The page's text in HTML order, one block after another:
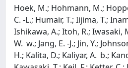
Hoek, M.; Hohmann, M.;
C. -L.; Humair, T.; Iijima, T.;
Ishikawa, A.; Itoh, R.; Iwasaki,
W. w.; Jang, E. -J.; Jin, Y.;
H.; Kalita, D.; Kaliyar, A. b.;